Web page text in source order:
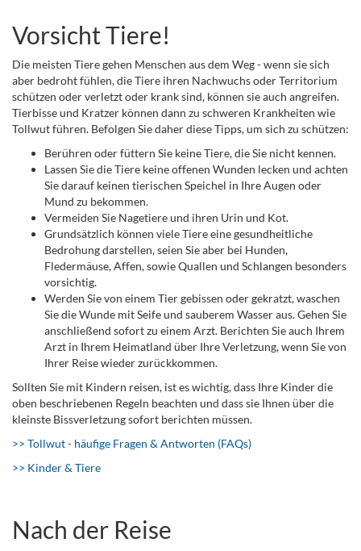
Vorsicht Tiere!
Die meisten Tiere gehen Menschen aus dem Weg - wenn sie sich
aber bedroht fühlen, die Tiere ihren Nachwuchs oder Territorium
schützen oder verletzt oder krank sind, können sie auch angreifen.
Tierbisse und Kratzer können dann zu schweren Krankheiten wie
Tollwut führen. Befolgen Sie daher diese Tipps, um sich zu schützen:
Berühren oder füttern Sie keine Tiere, die Sie nicht kennen.
Lassen Sie die Tiere keine offenen Wunden lecken und achten
Sie darauf keinen tierischen Speichel in Ihre Augen oder
Mund zu bekommen.
Vermeiden Sie Nagetiere und ihren Urin und Kot.
Grundsätzlich können viele Tiere eine gesundheitliche
Bedrohung darstellen, seien Sie aber bei Hunden,
Fledermäuse, Affen, sowie Quallen und Schlangen besonders
vorsichtig.
Werden Sie von einem Tier gebissen oder gekratzt, waschen
Sie die Wunde mit Seife und sauberem Wasser aus. Gehen Sie
anschließend sofort zu einem Arzt. Berichten Sie auch Ihrem
Arzt in Ihrem Heimatland über Ihre Verletzung, wenn Sie von
Ihrer Reise wieder zurückkommen.
Sollten Sie mit Kindern reisen, ist es wichtig, dass Ihre Kinder die
oben beschriebenen Regeln beachten und dass sie Ihnen über die
kleinste Bissverletzung sofort berichten müssen.
>> Tollwut - häufige Fragen & Antworten (FAQs)
>> Kinder & Tiere
Nach der Reise